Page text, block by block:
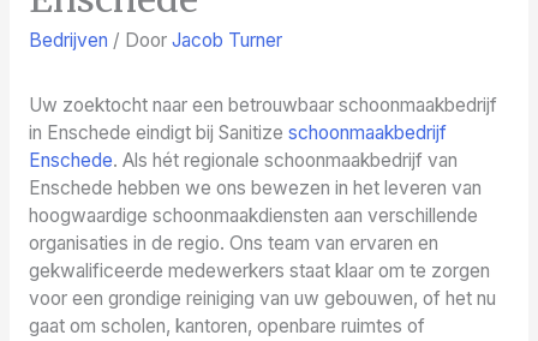
Bedrijven / Door Jacob Turner
Uw zoektocht naar een betrouwbaar schoonmaakbedrijf
in Enschede eindigt bij Sanitize schoonmaakbedrijf
Enschede. Als hét regionale schoonmaakbedrijf van
Enschede hebben we ons bewezen in het leveren van
hoogwaardige schoonmaakdiensten aan verschillende
organisaties in de regio. Ons team van ervaren en
gekwalificeerde medewerkers staat klaar om te zorgen
voor een grondige reiniging van uw gebouwen, of het nu
gaat om scholen, kantoren, openbare ruimtes of